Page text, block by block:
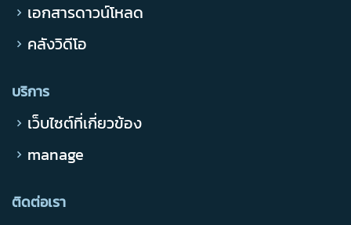
เอกสารดาวน์โหลด
คลังวิดีโอ
บริการ
เว็บไซต์ที่เกี่ยวข้อง
manage
ติดต่อเรา